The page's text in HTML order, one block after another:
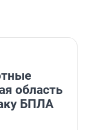
область
БПЛА